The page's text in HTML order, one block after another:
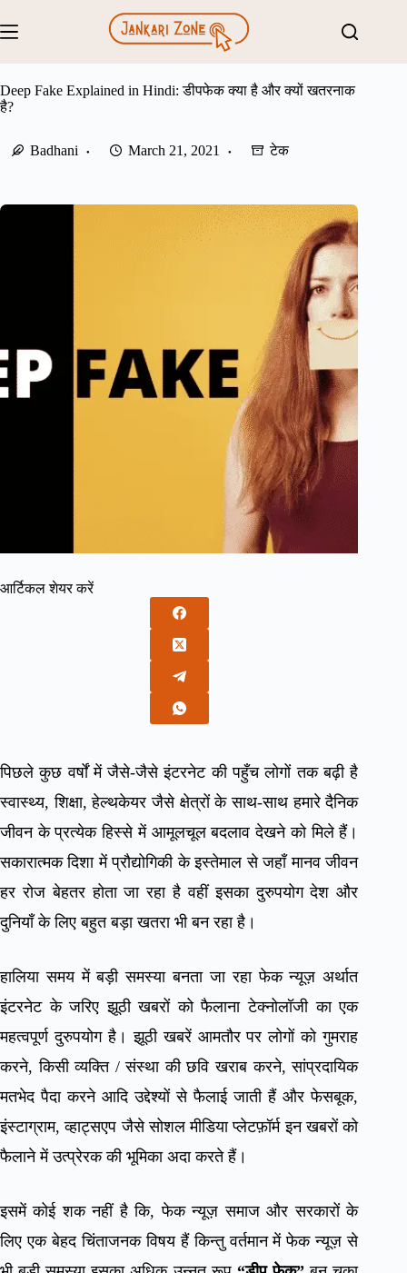
to
content
Deep Fake Explained in Hindi: डीपफेक क्या है और क्यों खतरनाक
है?
Badhani March 21, 2021 टेक
आर्टिकल शेयर करें
पिछले कुछ वर्षों में जैसे-जैसे इंटरनेट की पहुँच लोगों तक बढ़ी है
स्वास्थ्य, शिक्षा, हेल्थकेयर जैसे क्षेत्रों के साथ-साथ हमारे दैनिक
जीवन के प्रत्येक हिस्से में आमूलचूल बदलाव देखने को मिले हैं।
सकारात्मक दिशा में प्रौद्योगिकी के इस्तेमाल से जहाँ मानव जीवन
हर रोज बेहतर होता जा रहा है वहीं इसका दुरुपयोग देश और
दुनियाँ के लिए बहुत बड़ा खतरा भी बन रहा है।
हालिया समय में बड़ी समस्या बनता जा रहा फेक न्यूज़ अर्थात
इंटरनेट के जरिए झूठी खबरों को फैलाना टेक्नोलॉजी का एक
महत्वपूर्ण दुरुपयोग है। झूठी खबरें आमतौर पर लोगों को गुमराह
करने, किसी व्यक्ति / संस्था की छवि खराब करने, सांप्रदायिक
मतभेद पैदा करने आदि उद्देश्यों से फैलाई जाती हैं और फेसबूक,
इंस्टाग्राम, व्हाट्सएप जैसे सोशल मीडिया प्लेटफ़ॉर्म इन खबरों को
फैलाने में उत्प्रेरक की भूमिका अदा करते हैं।
इसमें कोई शक नहीं है कि, फेक न्यूज़ समाज और सरकारों के
लिए एक बेहद चिंताजनक विषय हैं किन्तु वर्तमान में फेक न्यूज़ से